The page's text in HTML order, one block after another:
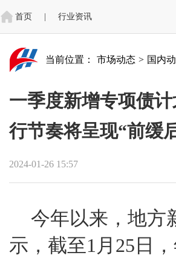
首页 行业资讯
当前位置： 市场动态 > 国内
一季度新增专项债
行节奏将呈现“前缓
2024-01-26 15:57
今年以来，地方
示，截至1月25日